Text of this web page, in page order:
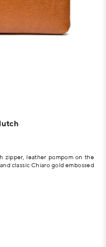
zipper, leather pompom on the
classic Chiaro gold embossed